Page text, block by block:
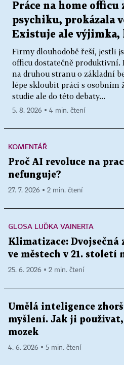
Práce na home officu
psychiku, prokázala
Existuje ale výjimka,
Firmy dlouhodobě řeší, jestli
officu dostatečně produktivní.
na druhou stranu o základní
lépe skloubit práci s osobním
studie ale do této debaty...
5. 8. 2026 ▪ 4 min. čtení
KOMENTÁŘ
Proč AI revoluce na
nefunguje?
27. 7. 2026 ▪ 2 min. čtení
GLOSA LUĎKA VAINERTA
Klimatizace: Dvojsečná
ve městech v 21. století
25. 6. 2026 ▪ 2 min. čtení
Umělá inteligence
myšlení. Jak ji
mozek
4. 6. 2026 ▪ 5 min. čtení